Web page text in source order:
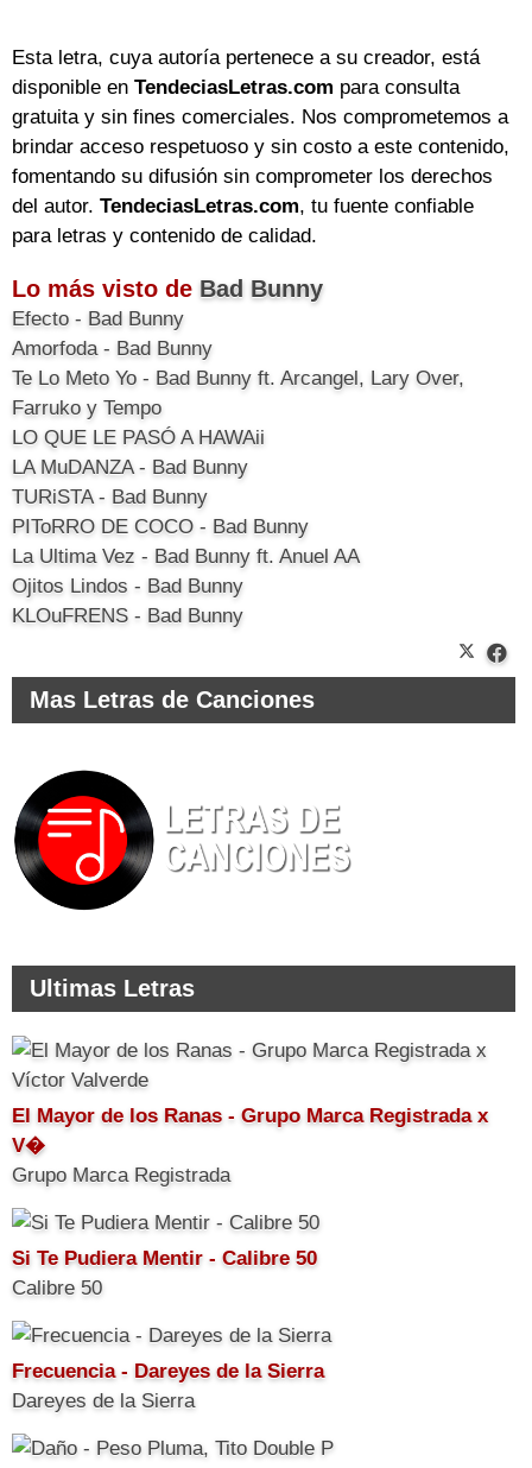
Esta letra, cuya autoría pertenece a su creador, está
disponible en TendeciasLetras.com para consulta
gratuita y sin fines comerciales. Nos comprometemos a
brindar acceso respetuoso y sin costo a este contenido,
fomentando su difusión sin comprometer los derechos
del autor. TendeciasLetras.com, tu fuente confiable
para letras y contenido de calidad.
Lo más visto de Bad Bunny
Efecto - Bad Bunny
Amorfoda - Bad Bunny
Te Lo Meto Yo - Bad Bunny ft. Arcangel, Lary Over,
Farruko y Tempo
LO QUE LE PASÓ A HAWAii
LA MuDANZA - Bad Bunny
TURiSTA - Bad Bunny
PIToRRO DE COCO - Bad Bunny
La Ultima Vez - Bad Bunny ft. Anuel AA
Ojitos Lindos - Bad Bunny
KLOuFRENS - Bad Bunny
Mas Letras de Canciones
Ultimas Letras
El Mayor de los Ranas - Grupo Marca Registrada x
V�
Grupo Marca Registrada
Si Te Pudiera Mentir - Calibre 50
Calibre 50
Frecuencia - Dareyes de la Sierra
Dareyes de la Sierra